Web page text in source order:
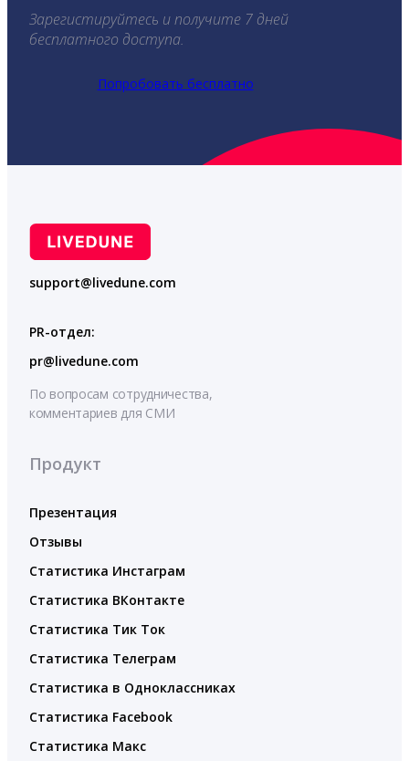
Зарегистируйтесь и получите 7 дней
бесплатного доступа.
Попробовать бесплатно
support@livedune.com
PR-отдел:
pr@livedune.com
По вопросам сотрудничества,
комментариев для СМИ
Продукт
Презентация
Отзывы
Статистика Инстаграм
Статистика ВКонтакте
Статистика Тик Ток
Статистика Телеграм
Статистика в Одноклассниках
Статистика Facebook
Статистика Макс